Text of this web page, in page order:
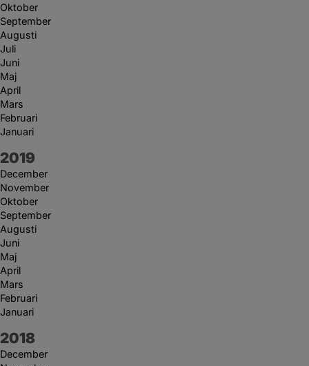
Oktober
September
Augusti
Juli
Juni
Maj
April
Mars
Februari
Januari
År:
2019
December
November
Oktober
September
Augusti
Juni
Maj
April
Mars
Februari
Januari
År:
2018
December